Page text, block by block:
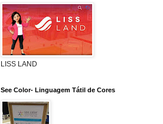
LISS LAND
See Color- Linguagem Tátil de Cores